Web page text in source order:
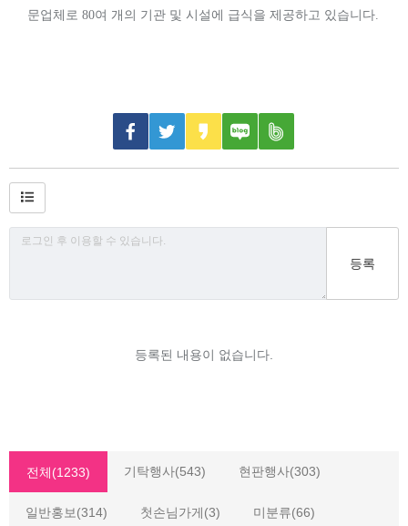
문업체로 80여 개의 기관 및 시설에 급식을 제공하고 있습니다
등록
등록된 내용이 없습니다.
전체(1233) 기탁행사(543) 현판행사(303)
일반홍보(314) 첫손님가게(3) 미분류(66)